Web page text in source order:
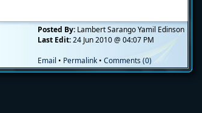
Posted By: Lambert Sarango Yamil Edinson
Last Edit:24 Jun 2010 @ 04:07 PM
Email • Permalink •Comments (0)